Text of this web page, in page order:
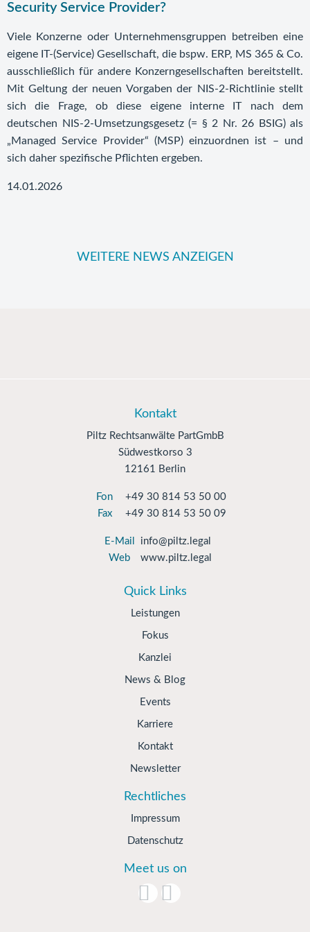
Security Service Provider?
Viele Konzerne oder Unternehmensgruppen betreiben eine
eigene IT-(Service) Gesellschaft, die bspw. ERP, MS 365 & Co.
ausschließlich für andere Konzerngesellschaften bereitstellt.
Mit Geltung der neuen Vorgaben der NIS-2-Richtlinie stellt
sich die Frage, ob diese eigene interne IT nach dem
deutschen NIS-2-Umsetzungsgesetz (= § 2 Nr. 26 BSIG) als
„Managed Service Provider“ (MSP) einzuordnen ist – und
sich daher spezifische Pflichten ergeben.
14.01.2026
WEITERE NEWS ANZEIGEN
Kontakt
Piltz Rechtsanwälte PartGmbB
Südwestkorso 3
12161 Berlin
Fon
+49 30 814 53 50 00
Fax
+49 30 814 53 50 09
E-Mail
info@piltz.legal
Web
www.piltz.legal
Quick Links
Leistungen
Fokus
Kanzlei
News & Blog
Events
Karriere
Kontakt
Newsletter
Rechtliches
Impressum
Datenschutz
Meet us on